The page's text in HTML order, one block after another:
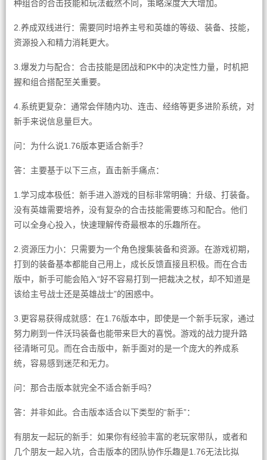
种组合的合击技能和玩法截然不同，策略深度大大增加。
2.养成双线进行：需要同时培养主号和英雄的等级、装备、技能，
资源投入和精力消耗更大。
3.爆发力与配合：合击技能是团战和PK中的决定性力量，时机把
握和组合搭配至关重要。
4.系统更复杂：通常会伴随内功、连击、经络等更多进阶系统，对
新手来说信息量巨大。
问：为什么说1.76版本更适合新手？
答：主要基于以下三点，直击新手痛点：
1.学习成本极低：新手进入游戏的目标非常明确：升级、打装备。
没有英雄需要培养，没有复杂的合击技能需要练习和配合。他们
可以全身心投入，快速理解传奇最根本的乐趣所在。
2.资源压力小：只需要为一个角色搜集装备和资源。在游戏初期，
打到的装备基本都能自己用上，成长反馈直接且积极。而在合击
版中，新手可能会陷入“好不容易打到一把裁决之杖，却不知道是
该给主号战士还是英雄战士”的困惑中。
3.更容易获得成就感：在1.76版本中，即使是一个新手玩家，通过
努力刷到一件沃玛装备也能带来巨大的喜悦。游戏的战力提升路
径清晰可见。而在合击版中，新手面对的是一个庞大的养成系
统，容易感到迷茫和无力。
问：那合击版本就完全不适合新手吗？
答：并非如此。合击版本适合以下类型的“新手”：
有朋友一起玩的新手：如果你有经验丰富的老玩家带队，或者和
几个朋友一起入坑，合击版本的团队协作乐趣是1.76无法比拟